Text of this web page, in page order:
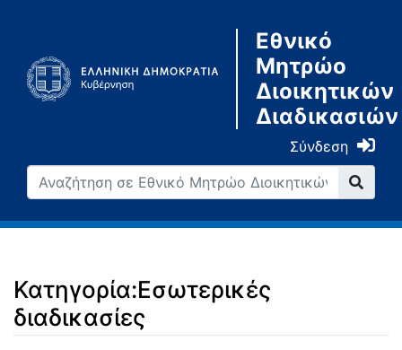
Εθνικό
Μητρώο
Διοικητικών
Διαδικασιών
Σύνδεση
Κατηγορία:Εσωτερικές
διαδικασίες